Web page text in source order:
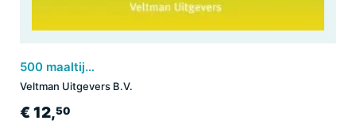
500 maaltijdsalades
Veltman Uitgevers B.V.
€ 12,50